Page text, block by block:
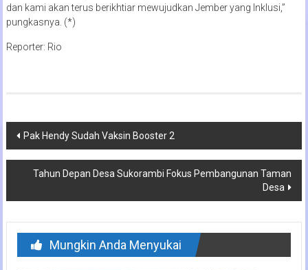
dan kami akan terus berikhtiar mewujudkan Jember yang Inklusi,”
pungkasnya. (*)
Reporter: Rio
Navigasi
pos
Pak Hendy Sudah Vaksin Booster 2
Tahun Depan Desa Sukorambi Fokus Pembangunan Taman
Desa
Mungkin Anda Menyukai